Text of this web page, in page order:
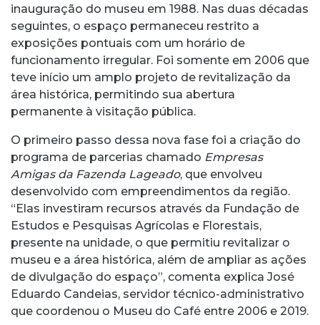
inauguração do museu em 1988. Nas duas décadas
seguintes, o espaço permaneceu restrito a
exposições pontuais com um horário de
funcionamento irregular. Foi somente em 2006 que
teve início um amplo projeto de revitalização da
área histórica, permitindo sua abertura
permanente à visitação pública.
O primeiro passo dessa nova fase foi a criação do
programa de parcerias chamado Empresas
Amigas da Fazenda Lageado, que envolveu
desenvolvido com empreendimentos da região.
“Elas investiram recursos através da Fundação de
Estudos e Pesquisas Agrícolas e Florestais,
presente na unidade, o que permitiu revitalizar o
museu e a área histórica, além de ampliar as ações
de divulgação do espaço”, comenta explica José
Eduardo Candeias, servidor técnico-administrativo
que coordenou o Museu do Café entre 2006 e 2019.